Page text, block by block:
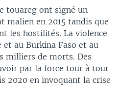
touareg ont signé un
malien en 2015 tandis que
les hostilités. La violence
au Burkina Faso et au
milliers de morts. Des
par la force tour à tour
2020 en invoquant la crise